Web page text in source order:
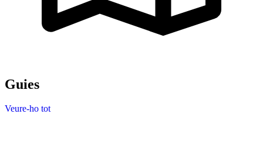
Guies
Veure-ho tot